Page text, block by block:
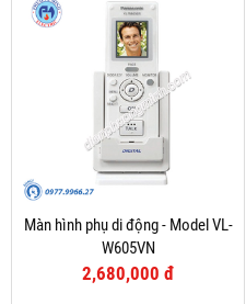
Màn hình phụ di động - Model VL-
W605VN
2,680,000 đ